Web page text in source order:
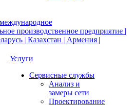
Услуги
Сервисные службы
Анализ и
замеры сети
Проектирование